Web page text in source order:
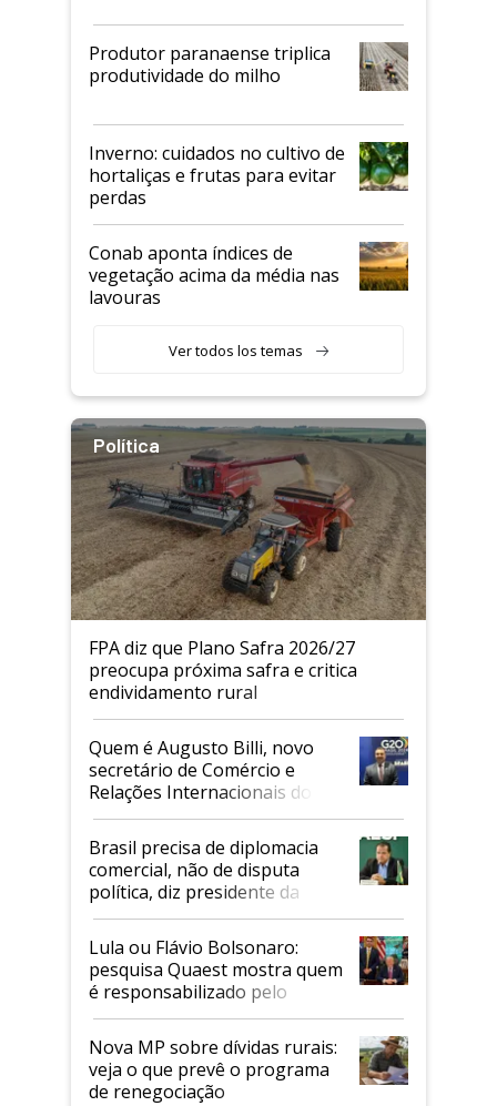
Produtor paranaense triplica
produtividade do milho
Inverno: cuidados no cultivo de
hortaliças e frutas para evitar
perdas
Conab aponta índices de
vegetação acima da média nas
lavouras
Ver todos los temas
Política
FPA diz que Plano Safra 2026/27
preocupa próxima safra e critica
endividamento rural
Quem é Augusto Billi, novo
secretário de Comércio e
Relações Internacionais do
Mapa
Brasil precisa de diplomacia
comercial, não de disputa
política, diz presidente da
Faesp
Lula ou Flávio Bolsonaro:
pesquisa Quaest mostra quem
é responsabilizado pelo
tarifaço dos EUA
Nova MP sobre dívidas rurais:
veja o que prevê o programa
de renegociação